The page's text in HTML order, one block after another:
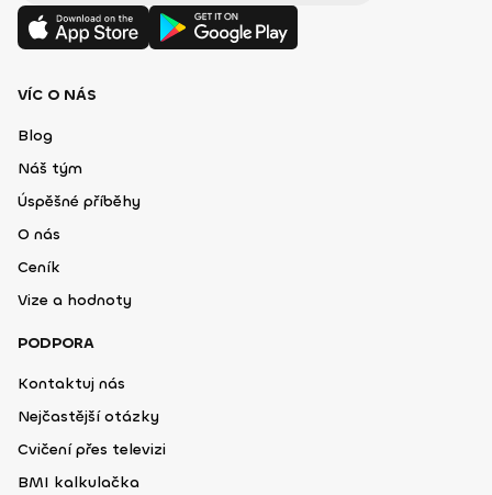
VÍC O NÁS
Blog
Náš tým
Úspěšné příběhy
O nás
Ceník
Vize a hodnoty
PODPORA
Kontaktuj nás
Nejčastější otázky
Cvičení přes televizi
BMI kalkulačka